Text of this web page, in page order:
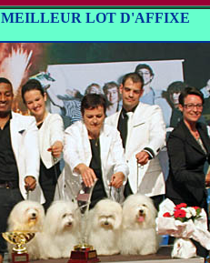
MEILLEUR LOT D'AFFIXE